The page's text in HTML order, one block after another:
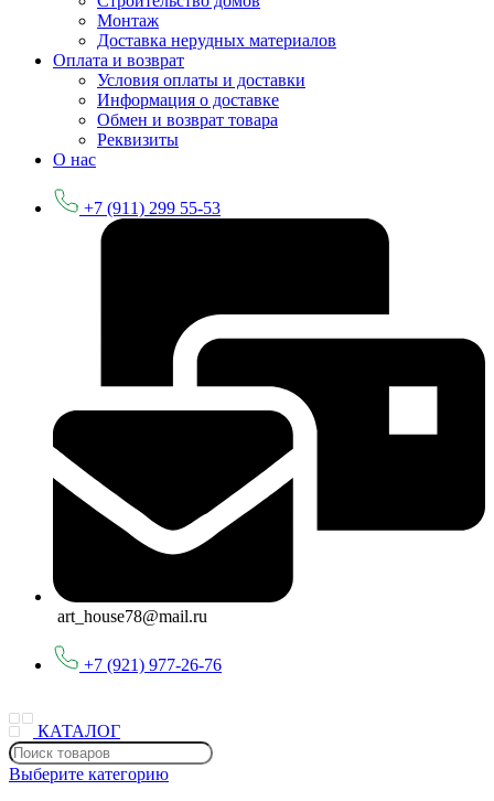
Монтаж
Доставка нерудных материалов
Оплата и возврат
Условия оплаты и доставки
Информация о доставке
Обмен и возврат товара
Реквизиты
О нас
+7 (911) 299 55-53
art_house78@mail.ru
+7 (921) 977-26-76
КАТАЛОГ
Выберите категорию